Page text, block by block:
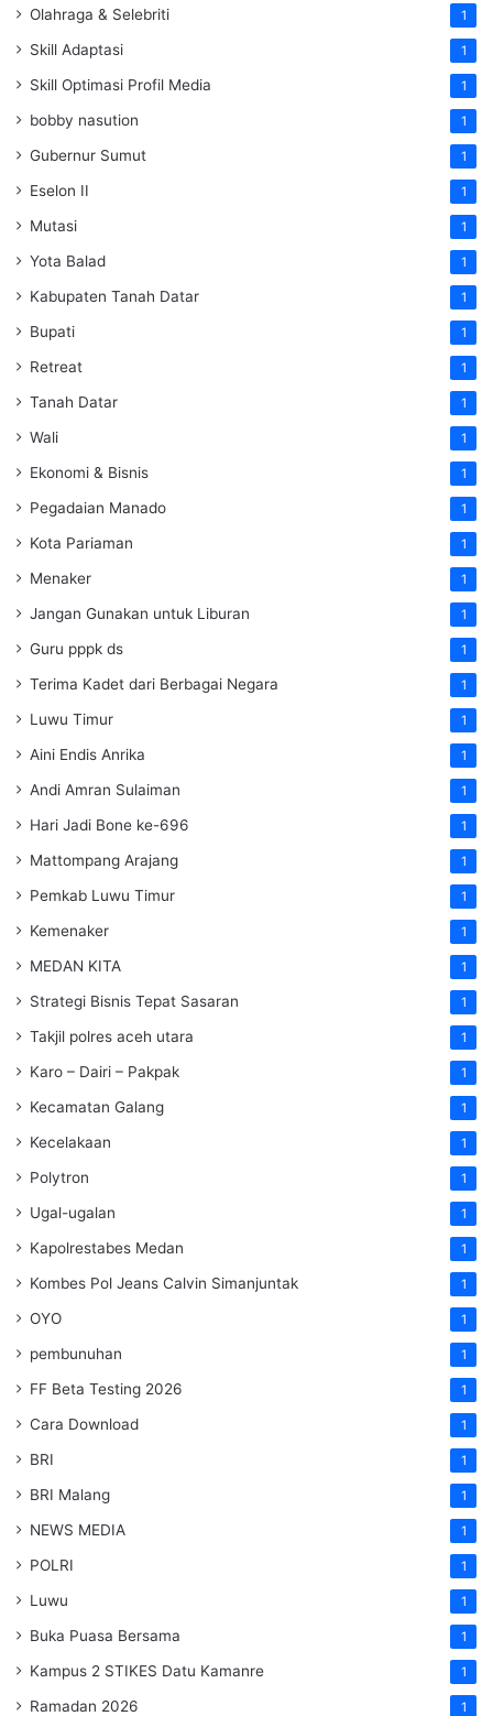
Olahraga & Selebriti 1
Skill Adaptasi 1
Skill Optimasi Profil Media 1
bobby nasution 1
Gubernur Sumut 1
Eselon II 1
Mutasi 1
Yota Balad 1
Kabupaten Tanah Datar 1
Bupati 1
Retreat 1
Tanah Datar 1
Wali 1
Ekonomi & Bisnis 1
Pegadaian Manado 1
Kota Pariaman 1
Menaker 1
Jangan Gunakan untuk Liburan 1
Guru pppk ds 1
Terima Kadet dari Berbagai Negara 1
Luwu Timur 1
Aini Endis Anrika 1
Andi Amran Sulaiman 1
Hari Jadi Bone ke-696 1
Mattompang Arajang 1
Pemkab Luwu Timur 1
Kemenaker 1
MEDAN KITA 1
Strategi Bisnis Tepat Sasaran 1
Takjil polres aceh utara 1
Karo – Dairi – Pakpak 1
Kecamatan Galang 1
Kecelakaan 1
Polytron 1
Ugal-ugalan 1
Kapolrestabes Medan 1
Kombes Pol Jeans Calvin Simanjuntak 1
OYO 1
pembunuhan 1
FF Beta Testing 2026 1
Cara Download 1
BRI 1
BRI Malang 1
NEWS MEDIA 1
POLRI 1
Luwu 1
Buka Puasa Bersama 1
Kampus 2 STIKES Datu Kamanre 1
Ramadan 2026 1